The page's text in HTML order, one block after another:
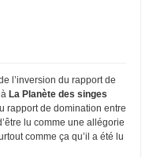
l’inversion du rapport de
La Planète des singes
rapport de domination entre
lu comme une allégorie
comme ça qu’il a été lu